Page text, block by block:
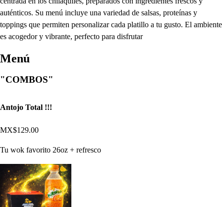
auténticos. Su menú incluye una variedad de salsas, proteínas y
toppings que permiten personalizar cada platillo a tu gusto. El ambiente
es acogedor y vibrante, perfecto para disfrutar
Menú
"COMBOS"
Antojo Total !!!
MX$129.00
Tu wok favorito 26oz + refresco